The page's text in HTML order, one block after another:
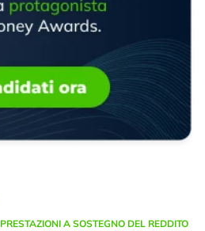
PRESTAZIONI A SOSTEGNO DEL REDDITO